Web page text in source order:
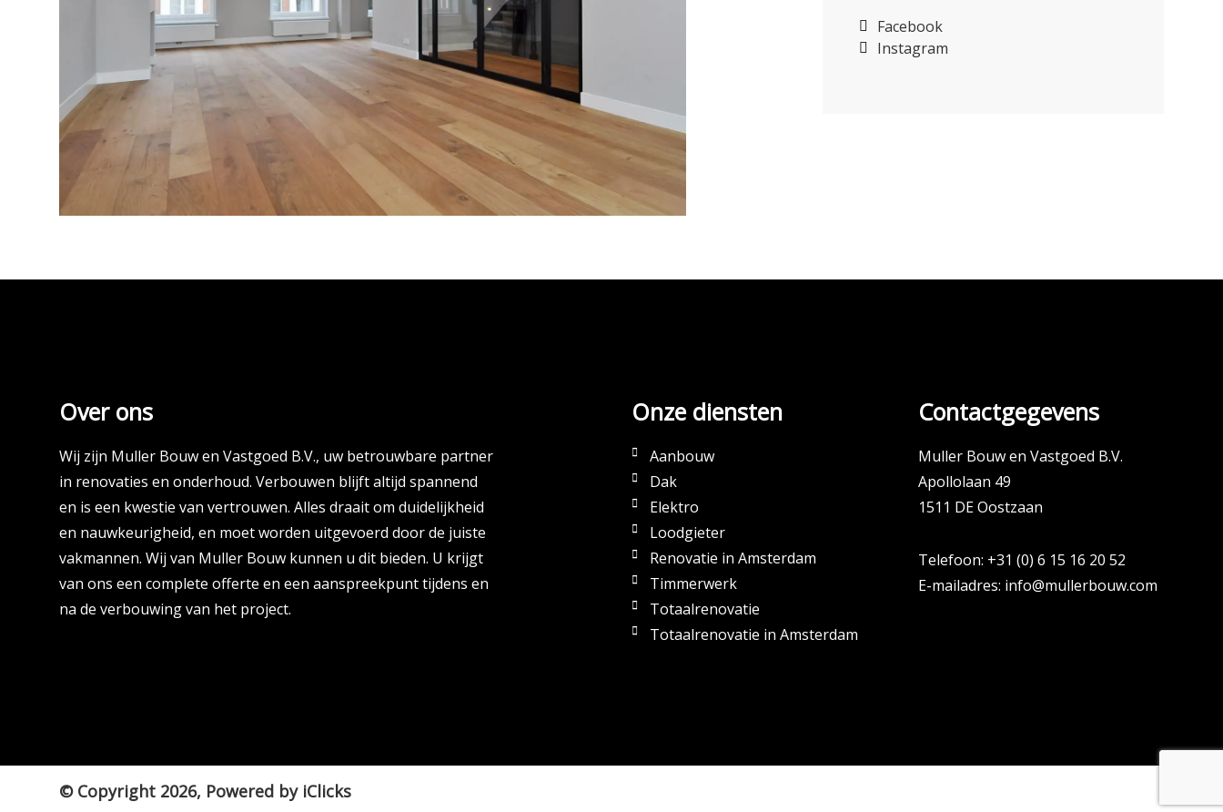
Facebook
Instagram
Over ons
Wij zijn Muller Bouw en Vastgoed B.V., uw betrouwbare partner
in renovaties en onderhoud. Verbouwen blijft altijd spannend
en is een kwestie van vertrouwen. Alles draait om duidelijkheid
en nauwkeurigheid, en moet worden uitgevoerd door de juiste
vakmannen. Wij van Muller Bouw kunnen u dit bieden. U krijgt
van ons een complete offerte en een aanspreekpunt tijdens en
na de verbouwing van het project.
Onze diensten
Aanbouw
Dak
Elektro
Loodgieter
Renovatie in Amsterdam
Timmerwerk
Totaalrenovatie
Totaalrenovatie in Amsterdam
Contactgegevens
Muller Bouw en Vastgoed B.V.
Apollolaan 49
1511 DE Oostzaan
Telefoon: +31 (0) 6 15 16 20 52
E-mailadres: info@mullerbouw.com
© Copyright 2026, Powered by iClicks